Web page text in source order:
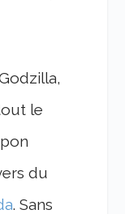
le
du
. Sans